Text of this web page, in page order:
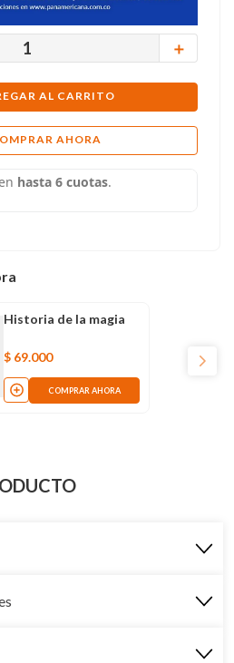
＋
AL CARRITO
AHORA
Historia de la magia
$ 69.000
COMPRAR AHORA